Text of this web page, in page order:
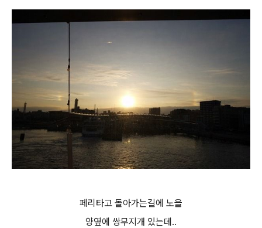
페리타고 돌아가는길에 노을
양옆에 쌍무지개 있는데..